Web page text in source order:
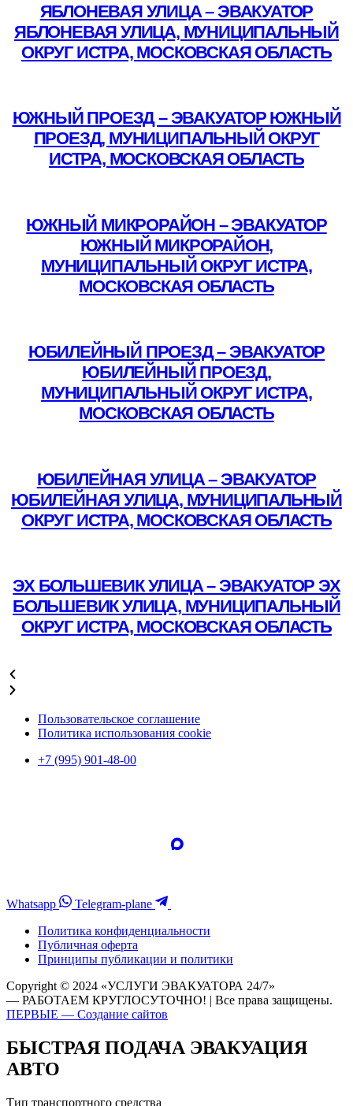
ЯБЛОНЕВАЯ УЛИЦА – ЭВАКУАТОР
ЯБЛОНЕВАЯ УЛИЦА, МУНИЦИПАЛЬНЫЙ
ОКРУГ ИСТРА, МОСКОВСКАЯ ОБЛАСТЬ
ЮЖНЫЙ ПРОЕЗД – ЭВАКУАТОР ЮЖНЫЙ
ПРОЕЗД, МУНИЦИПАЛЬНЫЙ ОКРУГ
ИСТРА, МОСКОВСКАЯ ОБЛАСТЬ
ЮЖНЫЙ МИКРОРАЙОН – ЭВАКУАТОР
ЮЖНЫЙ МИКРОРАЙОН,
МУНИЦИПАЛЬНЫЙ ОКРУГ ИСТРА,
МОСКОВСКАЯ ОБЛАСТЬ
ЮБИЛЕЙНЫЙ ПРОЕЗД – ЭВАКУАТОР
ЮБИЛЕЙНЫЙ ПРОЕЗД,
МУНИЦИПАЛЬНЫЙ ОКРУГ ИСТРА,
МОСКОВСКАЯ ОБЛАСТЬ
ЮБИЛЕЙНАЯ УЛИЦА – ЭВАКУАТОР
ЮБИЛЕЙНАЯ УЛИЦА, МУНИЦИПАЛЬНЫЙ
ОКРУГ ИСТРА, МОСКОВСКАЯ ОБЛАСТЬ
ЭХ БОЛЬШЕВИК УЛИЦА – ЭВАКУАТОР ЭХ
БОЛЬШЕВИК УЛИЦА, МУНИЦИПАЛЬНЫЙ
ОКРУГ ИСТРА, МОСКОВСКАЯ ОБЛАСТЬ
Пользовательское соглашение
Политика использования cookie
+7 (995) 901-48-00
Whatsapp
Telegram-plane
Политика конфиденциальности
Публичная оферта
Принципы публикации и политики
Copyright © 2024 «УСЛУГИ ЭВАКУАТОРА 24/7»
— РАБОТАЕМ КРУГЛОСУТОЧНО! | Все права защищены.
ПЕРВЫЕ — Создание сайтов
БЫСТРАЯ ПОДАЧА ЭВАКУАЦИЯ
АВТО
Тип транспортного средства